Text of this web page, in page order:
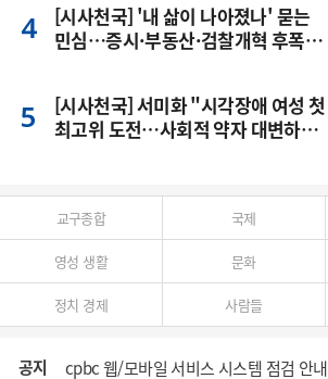
[시사천국] '내 삶이 나아졌나' 묻는
민심…증시·부동산·검찰개혁 후폭
[시사천국] 서미화 "시각장애 여성 첫
최고위 도전…사회적 약자 대변하겠
교구종합 국제
영성 생활 문화
정치 경제 사람들
공지 cpbc 웹/모바일 서비스 시스템 점검 안내